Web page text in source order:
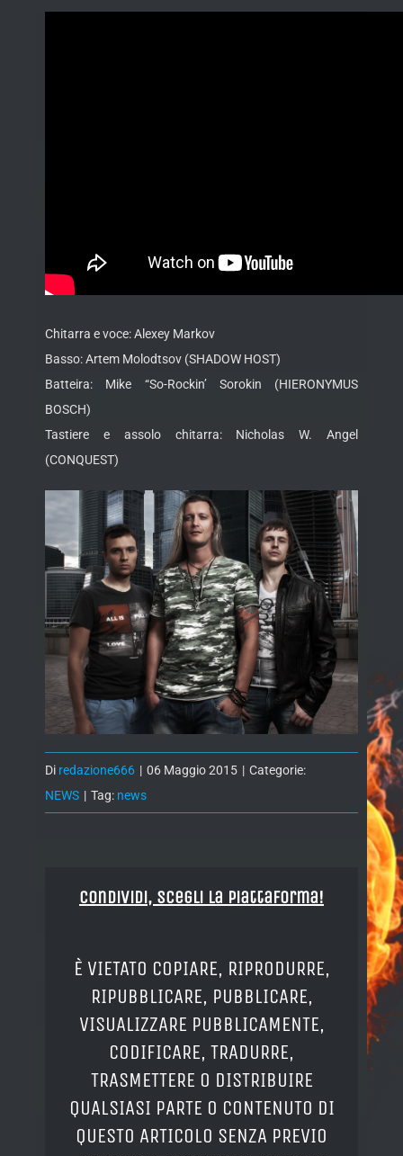
Chitarra e voce: Alexey Markov
Basso: Artem Molodtsov (SHADOW HOST)
Batteira: Mike “So-Rockin’ Sorokin (HIERONYMUS
BOSCH)
Tastiere e assolo chitarra: Nicholas W. Angel
(CONQUEST)
Di redazione666 | 06 Maggio 2015 | Categorie:
NEWS | Tag: news
Condividi, Scegli la piattaforma!
È VIETATO COPIARE, RIPRODURRE,
RIPUBBLICARE, PUBBLICARE,
VISUALIZZARE PUBBLICAMENTE,
CODIFICARE, TRADURRE,
TRASMETTERE O DISTRIBUIRE
QUALSIASI PARTE O CONTENUTO DI
QUESTO ARTICOLO SENZA PREVIO